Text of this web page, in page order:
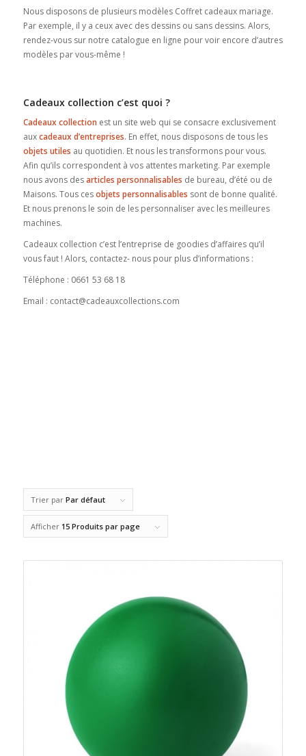
Nous disposons de plusieurs modèles Coffret cadeaux mariage.
Par exemple, il y a ceux avec des dessins ou sans dessins. Alors,
rendez-vous sur notre catalogue en ligne pour voir encore d’autres
modèles par vous-même !
Cadeaux collection c’est quoi ?
Cadeaux collection est un site web qui se consacre exclusivement
auxcadeaux d’entreprises. En effet, nous disposons de tous les
objets utiles au quotidien. Et nous les transformons pour vous.
Afin qu’ils correspondent à vos attentes marketing. Par exemple
nous avons desarticles personnalisables de bureau, d’été ou de
Maisons. Tous cesobjets personnalisables sont de bonne qualité.
Et nous prenons le soin de les personnaliser avec les meilleures
machines.
Cadeaux collection c’est l’entreprise de goodies d’affaires qu’il
vous faut ! Alors, contactez- nous pour plus d’informations :
Téléphone : 0661 53 68 18
Email : contact@cadeauxcollections.com
Trier par Par défaut
Afficher 15 Produits par page